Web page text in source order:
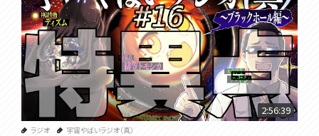
2:56:39
ラジオ 宇宙やばいラジオ（真）